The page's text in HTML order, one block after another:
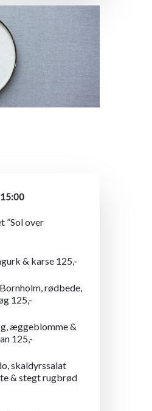
”Sol over
& karse 125,-
rødbede,
125,-
æggeblomme &
125,-
skaldyrssalat
& stegt rugbrød